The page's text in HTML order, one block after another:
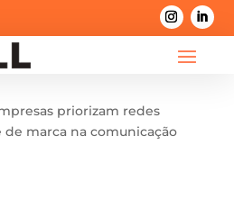
priorizam redes
de marca na comunicação